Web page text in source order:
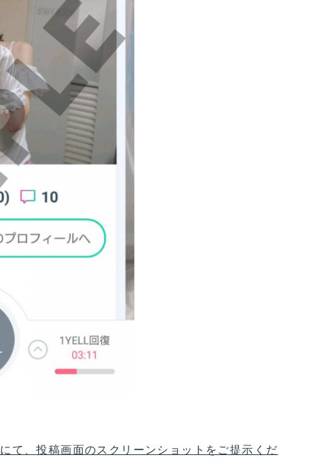
て、投稿画面のスクリーンショットをご提示くだ